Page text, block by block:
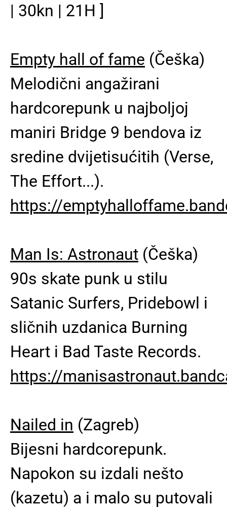
| 30kn | 21H ]
Empty hall of fame (Češka)
Melodični angažirani
hardcorepunk u najboljoj
maniri Bridge 9 bendova iz
sredine dvijetisućitih (Verse,
The Effort...).
https://
Man Is: Astronaut (Češka)
90s skate punk u stilu
Satanic Surfers, Pridebowl i
sličnih uzdanica Burning
Heart i Bad Taste Records.
https://
Nailed in (Zagreb)
Bijesni hardcorepunk.
Napokon su izdali nešto
(kazetu) a i malo su putovali